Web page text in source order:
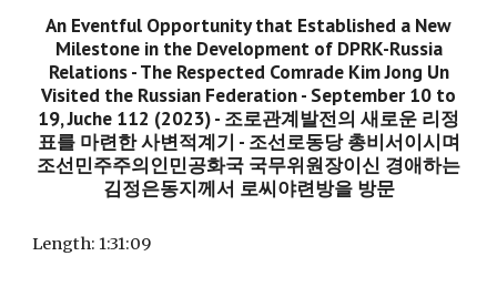
An Eventful Opportunity that Established a New
Milestone in the Development of DPRK-Russia
Relations - The Respected Comrade Kim Jong Un
Visited the Russian Federation - September 10 to
19, Juche 112 (2023) - 조로관계발전의 새로운 리정
표를 마련한 사변적계기 - 조선로동당 총비서이시며
조선민주주의인민공화국 국무위원장이신 경애하는
김정은동지께서 로씨야련방을 방문
Length: 1:31:09